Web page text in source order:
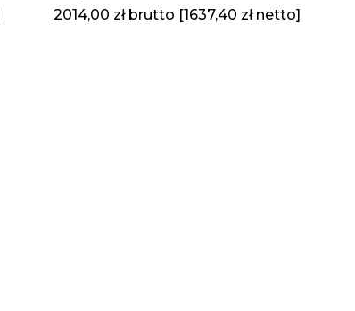
2014,00 zł brutto [1637,40 złnetto]